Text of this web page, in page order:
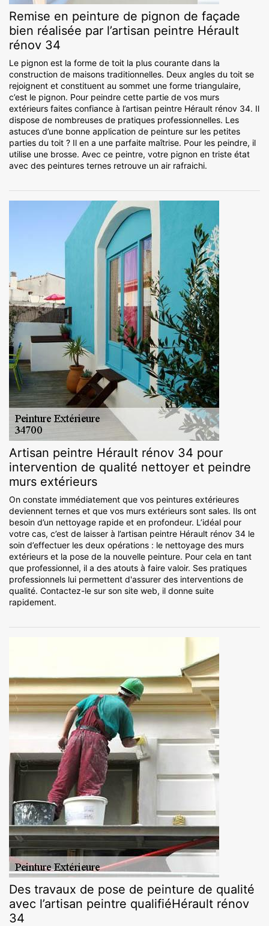
Remise en peinture de pignon de façade
bien réalisée par l’artisan peintre Hérault
rénov 34
Le pignon est la forme de toit la plus courante dans la
construction de maisons traditionnelles. Deux angles du toit se
rejoignent et constituent au sommet une forme triangulaire,
c’est le pignon. Pour peindre cette partie de vos murs
extérieurs faites confiance à l’artisan peintre Hérault rénov 34. Il
dispose de nombreuses de pratiques professionnelles. Les
astuces d’une bonne application de peinture sur les petites
parties du toit ? Il en a une parfaite maîtrise. Pour les peindre, il
utilise une brosse. Avec ce peintre, votre pignon en triste état
avec des peintures ternes retrouve un air rafraichi.
Artisan peintre Hérault rénov 34 pour
intervention de qualité nettoyer et peindre
murs extérieurs
On constate immédiatement que vos peintures extérieures
deviennent ternes et que vos murs extérieurs sont sales. Ils ont
besoin d’un nettoyage rapide et en profondeur. L’idéal pour
votre cas, c’est de laisser à l’artisan peintre Hérault rénov 34 le
soin d’effectuer les deux opérations : le nettoyage des murs
extérieurs et la pose de la nouvelle peinture. Pour cela en tant
que professionnel, il a des atouts à faire valoir. Ses pratiques
professionnels lui permettent d'assurer des interventions de
qualité. Contactez-le sur son site web, il donne suite
rapidement.
Des travaux de pose de peinture de qualité
avec l’artisan peintre qualifiéHérault rénov
34